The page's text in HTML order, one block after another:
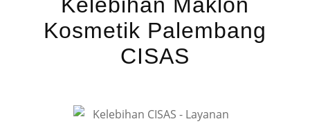
Kosmetik Palembang
CISAS